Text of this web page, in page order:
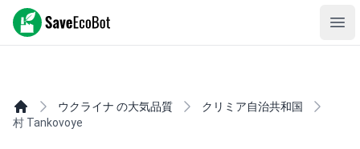
SaveEcoBot
ウクライナ の大気品質
クリミア自治共和国
村 Tankovoye